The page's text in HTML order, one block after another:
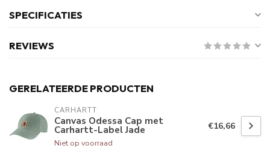
SPECIFICATIES
REVIEWS
GERELATEERDE PRODUCTEN
CARHARTT
Canvas Odessa Cap met
Carhartt-Label Jade
Niet op voorraad
€16,66